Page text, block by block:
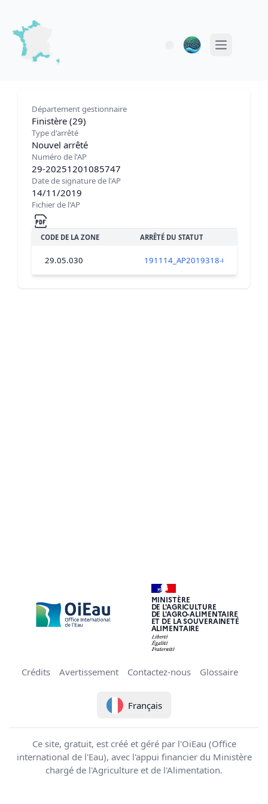
Open main
Département gestionnaire
Finistère (29)
Type d'arrêté
Nouvel arrêté
Numéro de l'AP
29-20251201085747
Date de signature de l'AP
14/11/2019
Fichier de l'AP
CODE DE LA ZONE ARRÊTÉ DU STATUT
29.05.030 191114_AP2019318-
MINISTÈRE
DE L'AGRICULTURE
DE L'AGRO-ALIMENTAIRE
ET DE LA SOUVERAINETÉ
ALIMENTAIRE
Crédits Avertissement Contactez-nous Glossaire
Français
Ce site, gratuit, est créé et géré par l'OiEau (Office
international de l'Eau), avec l'appui financier du Ministère
chargé de l'Agriculture et de l'Alimentation.